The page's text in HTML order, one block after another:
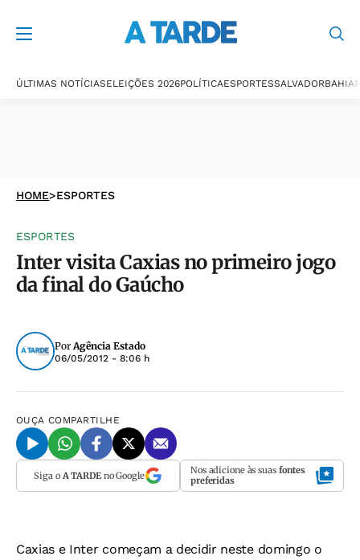
ÚLTIMAS NOTÍCIASELEIÇÕES 2026POLÍTICAESPORTESSALVADORBAHIA
HOME>ESPORTES
ESPORTES
Inter visita Caxias no primeiro jogo
da final do Gaúcho
PorAgência Estado
06/05/2012 - 8:06 h
OUÇA COMPARTILHE
Siga o A TARDEno Google Nos adicione às suas fontes
preferidas
Caxias e Inter começam a decidir neste domingo o